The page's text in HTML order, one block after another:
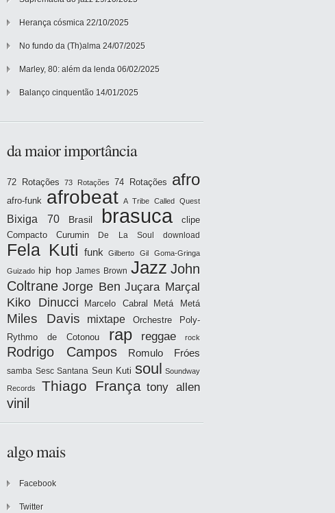
Herança cósmica 22/10/2025
No fundo da (Th)alma 24/07/2025
Marley, 80: além da lenda 06/02/2025
Balanço cinquentão 14/01/2025
da maior importância
72 Rotações 73 Rotações 74 Rotações afro
afro-funk afrobeat A Tribe Called Quest
Bixiga 70 Brasil brasuca
clipe
Compacto
Curumin De La Soul download
Fela Kuti funk Gilberto Gil Goma-Gringa
Guizado hip hop James Brown Jazz John
Coltrane Jorge Ben Juçara Marçal
Kiko Dinucci Marcelo Cabral Metá Metá
Miles Davis mixtape
Orchestre Poly-
Rythmo de Cotonou
rap reggae rock
Rodrigo Campos Romulo Fróes
samba Sesc Santana Seun Kuti soul Soundway
Records Thiago França tony allen
vinil
algo mais
Facebook
Twitter